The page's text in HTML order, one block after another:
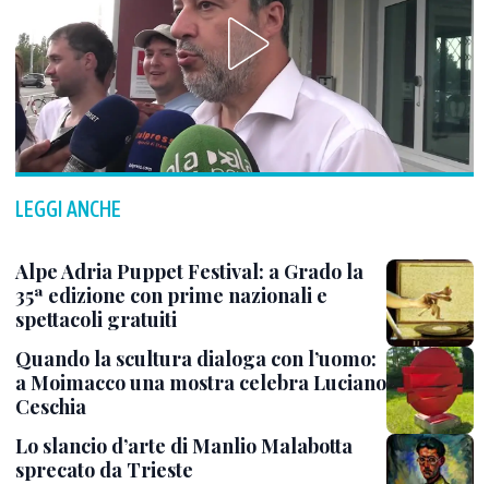
LEGGI ANCHE
Alpe Adria Puppet Festival: a Grado la
35ª edizione con prime nazionali e
spettacoli gratuiti
Quando la scultura dialoga con l’uomo:
a Moimacco una mostra celebra Luciano
Ceschia
Lo slancio d’arte di Manlio Malabotta
sprecato da Trieste